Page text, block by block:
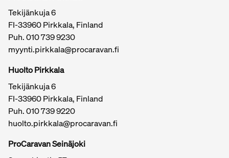
Tekijänkuja 6
FI-33960 Pirkkala, Finland
Puh.010 739 9230
myynti.pirkkala@procaravan.fi
Huolto Pirkkala
Tekijänkuja 6
FI-33960 Pirkkala, Finland
Puh.010 739 9220
huolto.pirkkala@procaravan.fi
ProCaravan Seinäjoki